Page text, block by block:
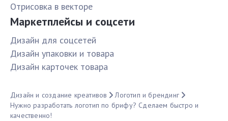
Отрисовка в векторе
Маркетплейсы и соцсети
Дизайн для соцсетей
Дизайн упаковки и товара
Дизайн карточек товара
Дизайн и создание креативов
Логотип и брендинг
Нужно разработать логотип по брифу? Сделаем быстро и
качественно!